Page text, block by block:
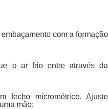
com a formação
o ar frio entre através da
fecho micrométrico. Ajuste
mão;